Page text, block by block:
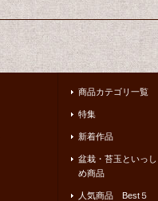
商品カテゴリ一覧
特集
新着作品
盆栽・苔玉といっ
め商品
人気商品 Best